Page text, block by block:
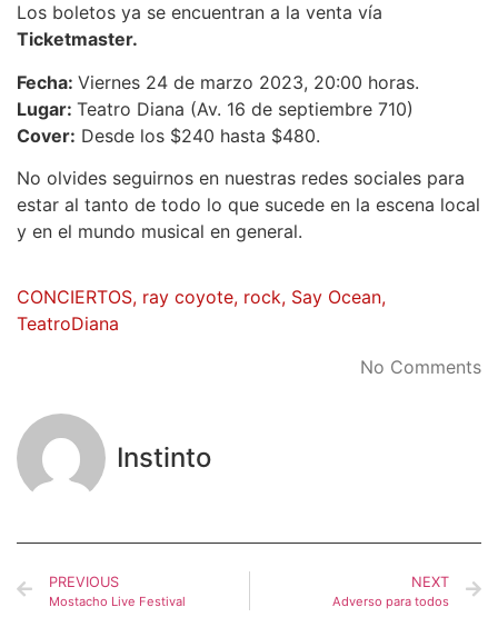
Los boletos ya se encuentran a la venta vía
Ticketmaster.
Fecha: Viernes 24 de marzo 2023, 20:00 horas.
Lugar: Teatro Diana (Av. 16 de septiembre 710)
Cover: Desde los $240 hasta $480.
No olvides seguirnos en nuestras redes sociales para
estar al tanto de todo lo que sucede en la escena local
y en el mundo musical en general.
CONCIERTOS, ray coyote, rock, Say Ocean,
TeatroDiana
No Comments
Instinto
PREVIOUS
Mostacho Live Festival
NEXT
Adverso para todos